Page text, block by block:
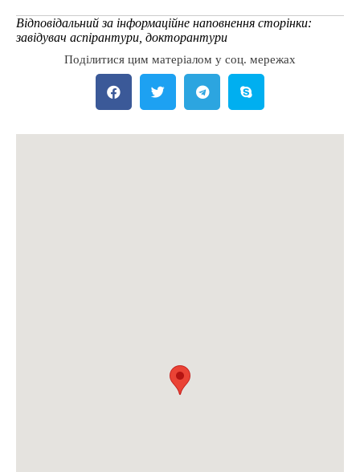
Відповідальний за інформаційне наповнення сторінки:
завідувач аспірантури, докторантури
Поділитися цим матеріалом у соц. мережах